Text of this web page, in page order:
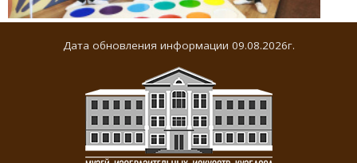
Дата обновления информации 09.08.2026г.